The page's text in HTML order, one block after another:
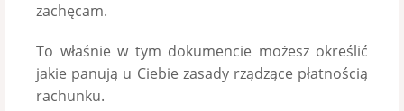
zachęcam.
To właśnie w tym dokumencie możesz określić
jakie panują u Ciebie zasady rządzące płatnością
rachunku.